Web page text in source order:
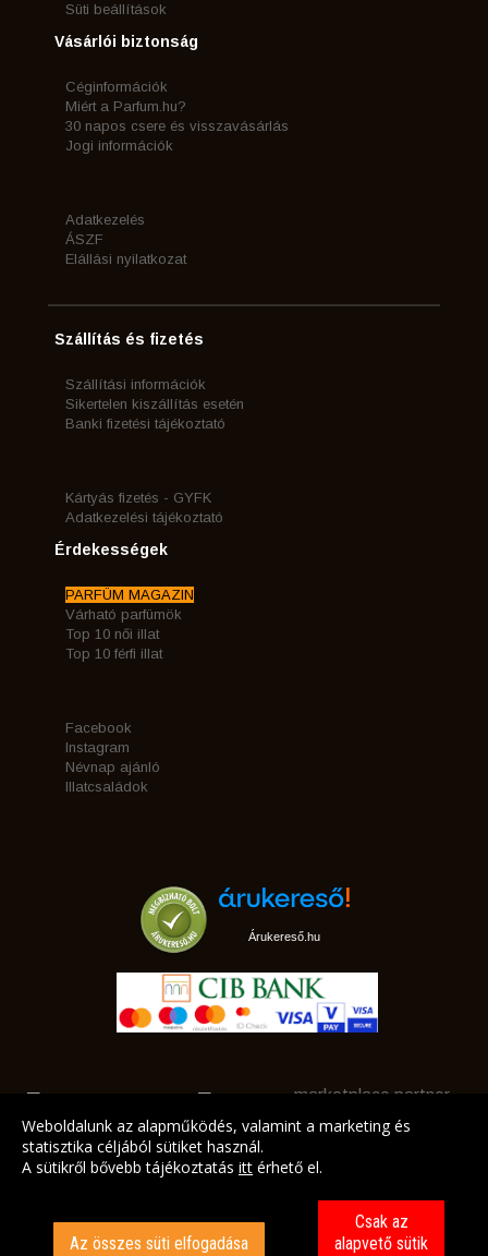
Süti beállítások
Vásárlói biztonság
Céginformációk
Miért a Parfum.hu?
30 napos csere és visszavásárlás
Jogi információk
Adatkezelés
ÁSZF
Elállási nyilatkozat
Szállítás és fizetés
Szállítási információk
Sikertelen kiszállítás esetén
Banki fizetési tájékoztató
Kártyás fizetés - GYFK
Adatkezelési tájékoztató
Érdekességek
PARFÜM MAGAZIN
Várható parfümök
Top 10 női illat
Top 10 férfi illat
Facebook
Instagram
Névnap ajánló
Illatcsaládok
Árukereső.hu
marketplace partner
Weboldalunk az alapműködés, valamint a marketing és
statisztika céljából sütiket használ.
A sütikről bővebb tájékoztatás itt érhető el.
Az összes süti elfogadása
Csak az
alapvető sütik